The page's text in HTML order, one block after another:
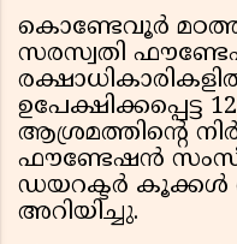
കൊണ്ടേവൂർ
സരസ്വതി
ആശ്രമത്തിൻ്റെ
ഫൗണ്ടേഷൻ
ഡയറക്ടർ
അറിയിച്ചു.